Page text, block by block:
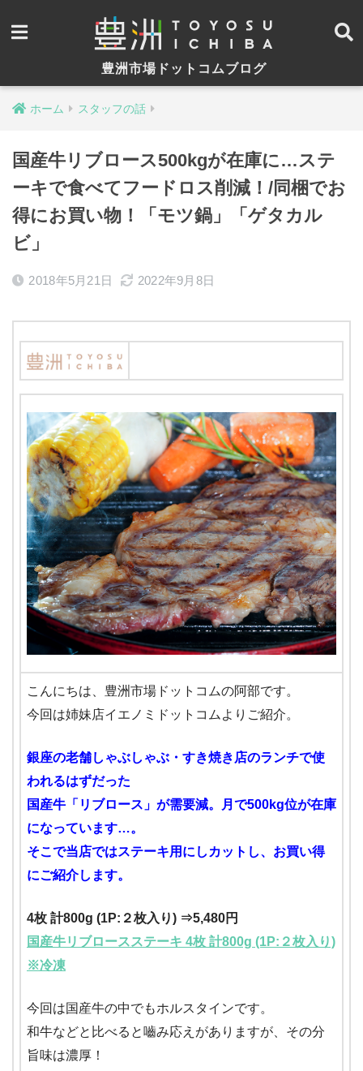
豊洲市場ドットコムブログ
ホーム スタッフの話
国産牛リブロース500kgが在庫に…ステ
ーキで食べてフードロス削減！/同梱でお
得にお買い物！「モツ鍋」「ゲタカル
ビ」
2018年5月21日 2022年9月8日
こんにちは、豊洲市場ドットコムの阿部です。
今回は姉妹店イエノミドットコムよりご紹介。
銀座の老舗しゃぶしゃぶ・すき焼き店のランチで使
われるはずだった
国産牛「リブロース」が需要減。月で500kg位が在庫
になっています…。
そこで当店ではステーキ用にしカットし、お買い得
にご紹介します。
4枚 計800g (1P:２枚入り) ⇒5,480円
国産牛リブロースステーキ 4枚 計800g (1P:２枚入り)
※冷凍
今回は国産牛の中でもホルスタインです。
和牛などと比べると嚙み応えがありますが、その分
旨味は濃厚！